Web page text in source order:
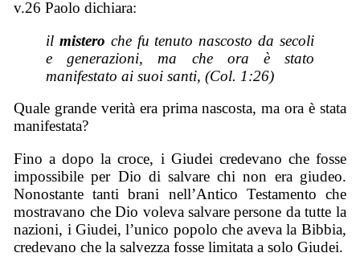
v.26 Paolo dichiara:
ilmistero che fu tenuto nascosto da secoli
e generazioni, ma che ora è stato
manifestato ai suoi santi, (Col. 1:26)
Quale grande verità era prima nascosta, ma ora è stata
manifestata?
Fino a dopo la croce, i Giudei credevano che fosse
impossibile per Dio di salvare chi non era giudeo.
Nonostante tanti brani nell’Antico Testamento che
mostravano che Dio voleva salvare persone da tutte la
nazioni, i Giudei, l’unico popolo che aveva la Bibbia,
credevano che la salvezza fosse limitata a solo Giudei.